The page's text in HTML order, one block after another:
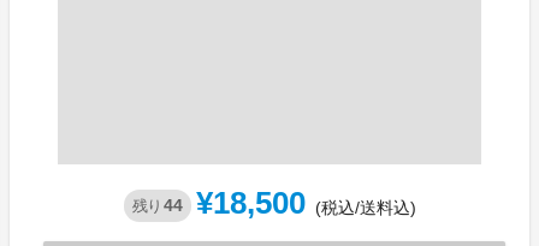
残り 44 ¥18,500 (税込/送料込)